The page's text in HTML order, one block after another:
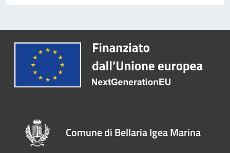
Comune di Bellaria Igea Marina